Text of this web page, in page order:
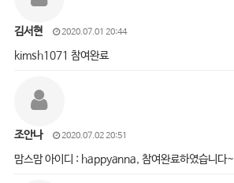
김서현 2020.07.01 20:44
kimsh1071 참여완료
조안나 2020.07.02 20:51
맘스맘 아이디 : happyanna, 참여완료하였습니다~